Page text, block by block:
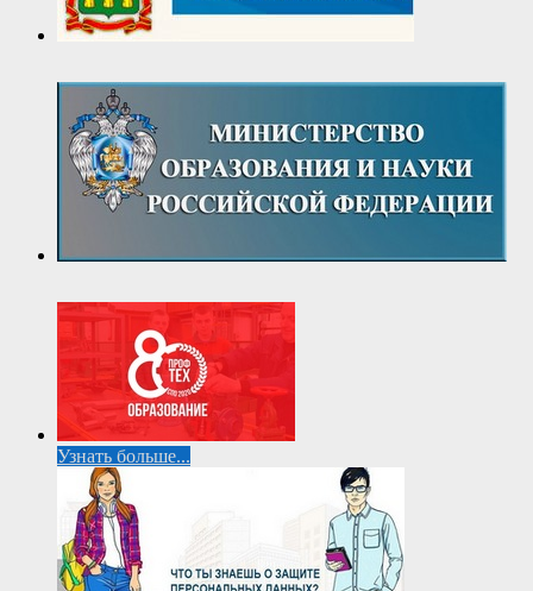
Узнать больше...